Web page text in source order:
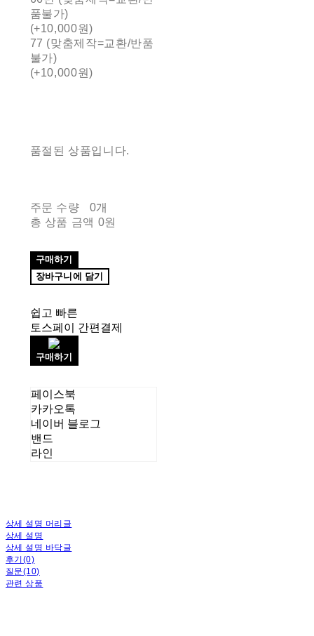
품불가)
(+10,000원)
77 (맞춤제작=교환/반품
불가)
(+10,000원)
품절된 상품입니다.
주문 수량
0개
총 상품 금액 0원
구매하기
장바구니에 담기
쉽고 빠른
토스페이 간편결제
구매하기
페이스북
카카오톡
네이버 블로그
밴드
라인
상세 설명 머리글
상세 설명
상세 설명 바닥글
후기(0)
질문(10)
관련 상품